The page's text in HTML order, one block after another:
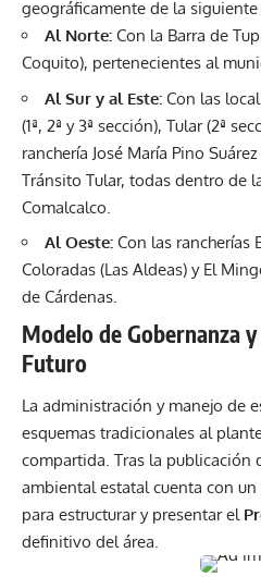
geográficamente de la siguiente
Al Norte: Con la Barra de
Coquito), pertenecientes al
Al Sur y al Este: Con las
(1ª, 2ª y 3ª sección), Tular (2ª
ranchería José María Pino Suárez
Tránsito Tular, todas dentro de
Comalcalco.
Al Oeste: Con las rancherías
Coloradas (Las Aldeas) y El
de Cárdenas.
Modelo de Gobernanza
Futuro
La administración y manejo de
esquemas tradicionales al
compartida. Tras la publicación
ambiental estatal cuenta con
para estructurar y presentar el
definitivo del área.